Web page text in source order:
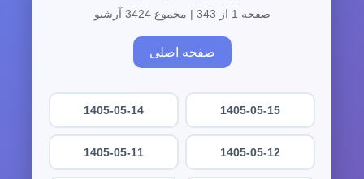
صفحه 1 از 343 | مجموع 3424 آرشیو
صفحه اصلی
1405-05-15
1405-05-14
1405-05-12
1405-05-11